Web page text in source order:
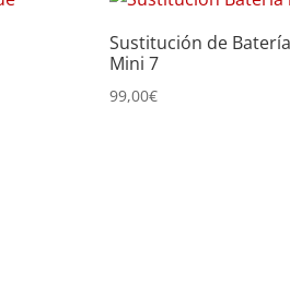
Sustitución de
Mini 7
99,00€